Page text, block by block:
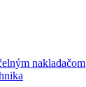
nakladačom